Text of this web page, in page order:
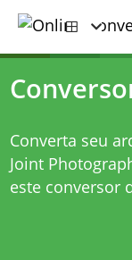
Converta seu
Joint
este conversor